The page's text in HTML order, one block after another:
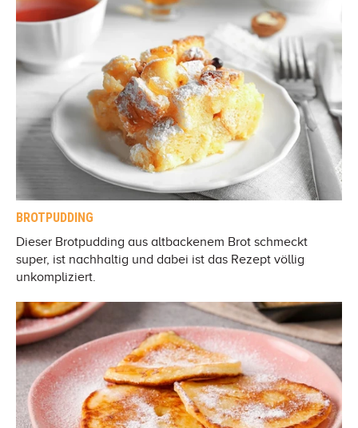
BROTPUDDING
Dieser Brotpudding aus altbackenem Brot schmeckt
super, ist nachhaltig und dabei ist das Rezept völlig
unkompliziert.